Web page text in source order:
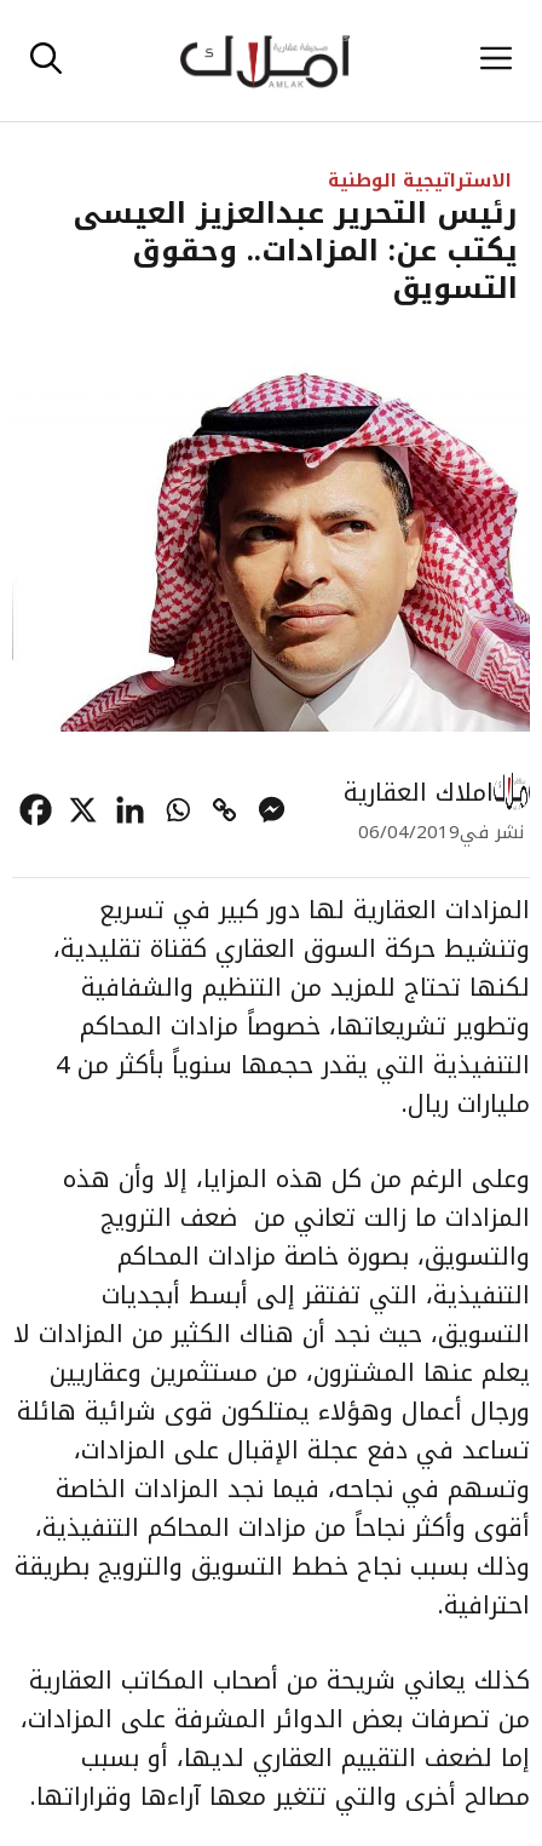
إلى القائمة
الاستراتيجية الوطنية
رئيس التحرير عبدالعزيز العيسى
يكتب عن: المزادات.. وحقوق
التسويق
املاك العقارية
نشر في06/04/2019
المزادات العقارية لها دور كبير في تسريع
وتنشيط حركة السوق العقاري كقناة تقليدية،
لكنها تحتاج للمزيد من التنظيم والشفافية
وتطوير تشريعاتها، خصوصاً مزادات المحاكم
التنفيذية التي يقدر حجمها سنوياً بأكثر من 4
مليارات ريال.
وعلى الرغم من كل هذه المزايا، إلا وأن هذه
المزادات ما زالت تعاني من ضعف الترويج
والتسويق، بصورة خاصة مزادات المحاكم
التنفيذية، التي تفتقر إلى أبسط أبجديات
التسويق، حيث نجد أن هناك الكثير من المزادات لا
يعلم عنها المشترون، من مستثمرين وعقاريين
ورجال أعمال وهؤلاء يمتلكون قوى شرائية هائلة
تساعد في دفع عجلة الإقبال على المزادات،
وتسهم في نجاحه، فيما نجد المزادات الخاصة
أقوى وأكثر نجاحاً من مزادات المحاكم التنفيذية،
وذلك بسبب نجاح خطط التسويق والترويج بطريقة
احترافية.
كذلك يعاني شريحة من أصحاب المكاتب العقارية
من تصرفات بعض الدوائر المشرفة على المزادات،
إما لضعف التقييم العقاري لديها، أو بسبب
مصالح أخرى والتي تتغير معها آراءها وقراراتها.